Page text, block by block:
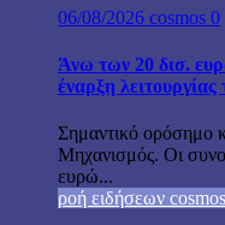
06/08/2026 cosmos 0
Άνω των 20 δισ.
έναρξη
Σημαντικό ορόσημο
Μηχανισμός. Οι
ευρώ...
ροή ειδήσεων